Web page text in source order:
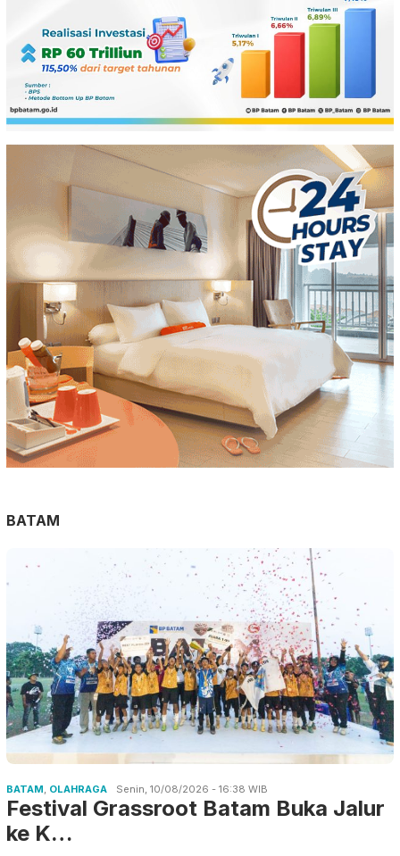
BATAM
BATAM, OLAHRAGA Senin, 10/08/2026 - 16:38 WIB
Festival Grassroot Batam Buka Jalur
ke K…